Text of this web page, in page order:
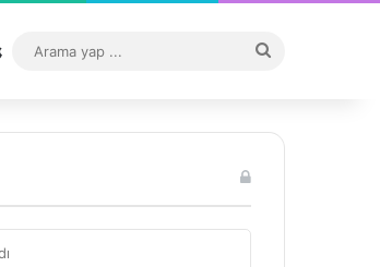
Sitemap
...